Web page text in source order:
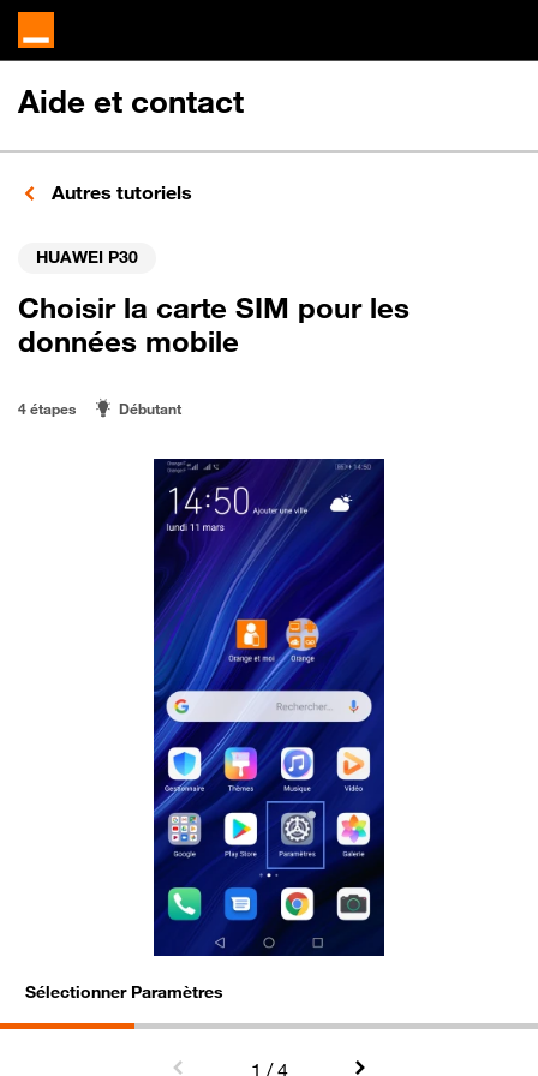
Aide et contact
Autres tutoriels
HUAWEI P30
Choisir la carte SIM pour les
données mobile
4 étapes Débutant
Sélectionner Paramètres
1 / 4